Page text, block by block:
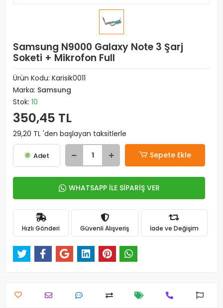
Samsung N9000 Galaxy Note 3 Şarj
Soketi + Mikrofon Full
Ürün Kodu: Karisik0011
Marka: Samsung
Stok: 10
350,45 TL
29,20 TL 'den başlayan taksitlerle
Adet Sepete Ekle
WHATSAPP İLE SİPARİŞ VER
Hızlı Gönderi Güvenli Alışveriş İade ve Değişim